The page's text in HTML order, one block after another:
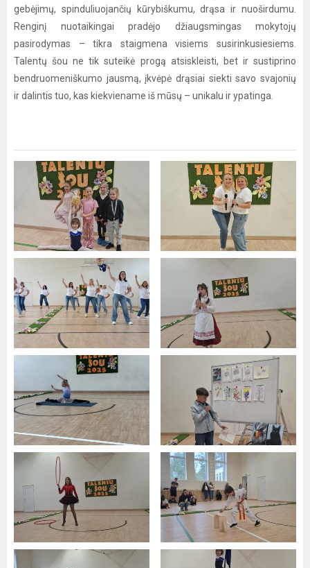
gebėjimų, spinduliuojančių kūrybiškumu, drąsa ir nuoširdumu.
Renginį nuotaikingai pradėjo džiaugsmingas mokytojų
pasirodymas – tikra staigmena visiems susirinkusiesiems.
Talentų šou ne tik suteikė progą atsiskleisti, bet ir sustiprino
bendruomeniškumo jausmą, įkvėpė drąsiai siekti savo svajonių
ir dalintis tuo, kas kiekviename iš mūsų – unikalu ir ypatinga.